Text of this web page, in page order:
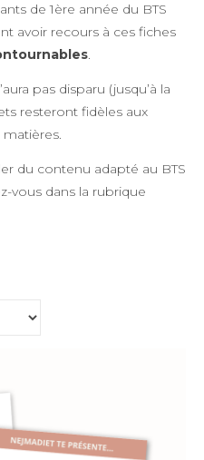
de 1ère année du BTS
avoir recours à ces fiches
.
pas disparu (jusqu’à la
resteront fidèles aux
du contenu adapté au BTS
vous dans la rubrique
popularité